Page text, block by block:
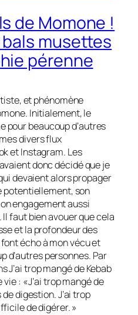
de Momone !
bals musettes
pérenne
et phénomène
Initialement, le
pour beaucoup d’autres
divers flux
et Instagram. Les
donc décidé que je
devaient alors propager
potentiellement, son
engagement aussi
faut bien avouer que cela
et la profondeur des
écho à mon vécu et
d’autres personnes. Par
J’ai trop mangé de Kebab
: « J’ai trop mangé de
digestion. J’ai trop
de digérer. »